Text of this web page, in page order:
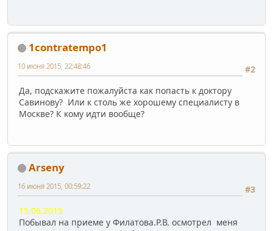
1contratempo1
#2
10 июня 2015, 22:48:46
Да, подскажите пожалуйста как попасть к доктору
Савинову? Или к столь же хорошему специалисту в
Москве? К кому идти вообще?
Arseny
#3
16 июня 2015, 00:59:22
15.06.2015
Побывал на приеме у Филатова.Р.В. осмотрел меня